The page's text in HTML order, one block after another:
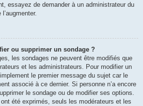
essayez de demander à un administrateur du
ou supprimer un sondage ?
les sondages ne peuvent être modifiés que
et les administrateurs. Pour modifier un
le premier message du sujet car le
associé à ce dernier. Si personne n’a encore
le sondage ou de modifier ses options.
été exprimés, seuls les modérateurs et les